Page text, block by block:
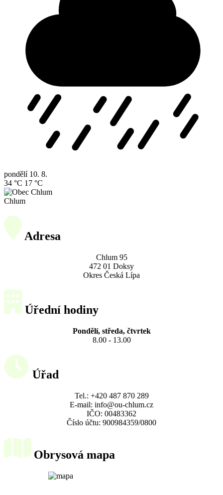
pondělí 10. 8.
34 °C 17 °C
Chlum
Adresa
Chlum 95
472 01 Doksy
Okres Česká Lípa
Úřední hodiny
Pondělí, středa, čtvrtek
8.00 - 13.00
Úřad
Tel.: +420 487 870 289
E-mail: info@ou-chlum.cz
IČO: 00483362
Číslo účtu: 900984359/0800
Obrysová mapa